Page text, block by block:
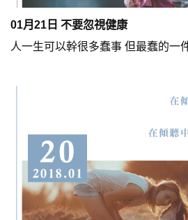
01月21日 不要忽視健康
人一生可以幹很多蠢事 但最蠢的一